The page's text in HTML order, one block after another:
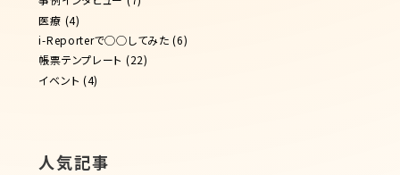
医療 (4)
i-Reporterで◯◯してみた (6)
帳票テンプレート (22)
イベント (4)
人気記事